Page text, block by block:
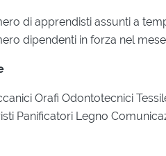
di apprendisti assunti a
dipendenti in forza nel
Orafi Odontotecnici
Panificatori Legno